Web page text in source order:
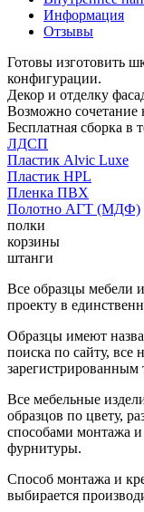
Информация
Отзывы
Готовы изготовить
конфигурации.
Декор и отделку
Возможно сочетание
Бесплатная сборка в
ЛДСП
Пластик Alvic Luxe
Пластик HPL
Пленка ПВХ
Полотно АГТ (МДФ)
полки
корзины
штанги
Все образцы мебели
проекту в
Образцы имеют
поиска по сайту, все
Все мебельные
образцов по цвету,
способами монтажа
фурнитуры.
Способ монтажа и
выбирается